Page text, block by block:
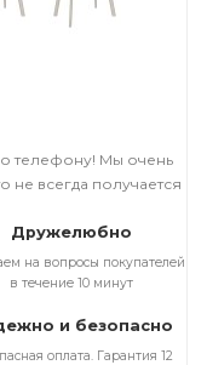
телефону! Мы очень
не всегда получается
Дружелюбно
на вопросы покупателей
в течение 10 минут
и безопасно
оплата. Гарантия 12